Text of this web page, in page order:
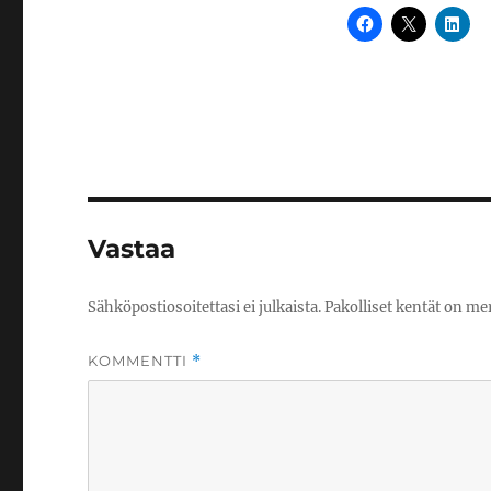
Vastaa
Sähköpostiosoitettasi ei julkaista.Pakolliset kentät on
KOMMENTTI *